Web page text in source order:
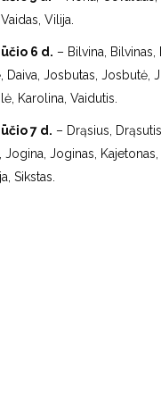
Vilija.
6 d. – Bilvina, Bilvinas,
Daiva, Josbutas, Josbutė,
Karolina, Vaidutis.
7 d. – Drąsius,
Joginas, Kajetonas,
Sikstas.